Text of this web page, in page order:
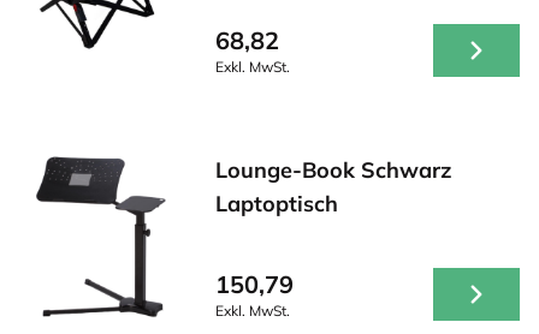
68,82
Exkl. MwSt.
Lounge-Book Schwarz
Laptoptisch
150,79
Exkl. MwSt.